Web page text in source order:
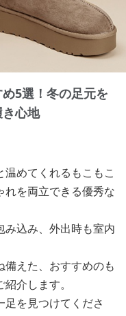
5選！冬の足元を
心地
めてくれるもこもこ
れを両立できる優秀な
込み、外出時も室内
えた、おすすめのも
介します。
を見つけてくださ